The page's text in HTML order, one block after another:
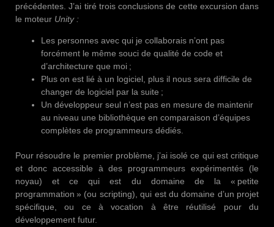
précédentes. J’ai tiré trois conclusions de cette excursion dans
le moteur Unity :
Les personnes avec qui je collaborais n’ont pas
forcément le même souci de qualité de code et
d’architecture que moi ;
Plus on est lié à un logiciel, plus il nous sera difficile de
changer de logiciel par la suite ;
Un développeur seul n’est pas en mesure de maintenir
au niveau une bibliothèque en comparaison d’équipes
complètes de programmeurs dédiés.
Pour résoudre le premier problème, j’ai isolé ce qui est critique
et donc accessible à des programmeurs expérimentés (le
noyau) et ce qui est du domaine de la « petite
programmation » (ou scripting), qui est du domaine d’un projet
spécifique, ou ce à vocation à être réutilisé pour du
développement futur.